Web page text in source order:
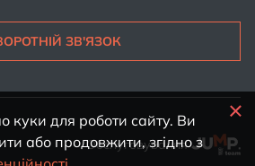
ЗВ'ЯЗОК
Обслуговування
куки для роботи сайту. Ви
або продовжити, згідно з